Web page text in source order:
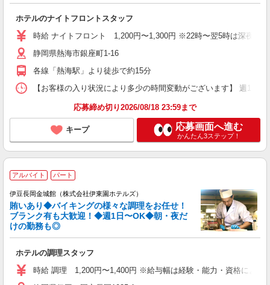
ホテルのナイトフロントスタッフ
時給 ナイトフロント 1,200円〜1,300円 ※22時〜翌5時は深夜時
静岡県熱海市銀座町1-16
各線「熱海駅」より徒歩で約15分
【お客様の入り状況により多少の時間変動がございます】 週1日
応募締め切り2026/08/18 23:59まで
キープ 応募画面へ進む
かんたん3ステップ！
アルバイト パート
伊豆長岡金城館（株式会社伊東園ホテルズ）
賄いあり◆バイキングの様々な調理をお任せ！
ブランク有も大歓迎！◆週1日〜OK◆朝・夜だ
けの勤務も◎
ホテルの調理スタッフ
時給 調理 1,200円〜1,400円 ※給与幅は経験・能力・資格による